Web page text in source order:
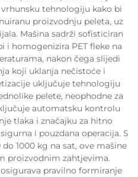
tehnologiju kako bi
proizvodnju peleta, uz
Mašina sadrži sofisticiran
i homogenizira PET fleke na
nakon čega slijedi
koji uklanja nečistoće i
uključuje tehnologiju
pelete, neophodne za
automatsku kontrolu
tlaka i značajku za hitno
i pouzdana operacija. S
1000 kg na sat, ove mašine
proizvodnim zahtjevima.
pravilno formiranje